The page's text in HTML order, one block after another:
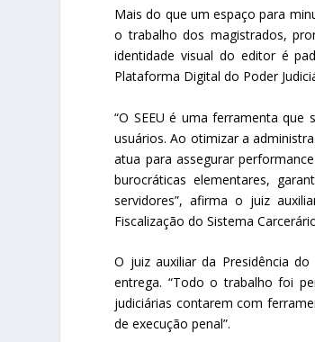
Mais do que um espaço para
o trabalho dos magistrados,
identidade visual do editor é
Plataforma Digital do Poder
“O SEEU é uma ferramenta
usuários. Ao otimizar a
atua para assegurar
burocráticas elementares,
servidores”, afirma o juiz
Fiscalização do Sistema
O juiz auxiliar da Presidência
entrega. “Todo o trabalho foi
judiciárias contarem com
de execução penal”.